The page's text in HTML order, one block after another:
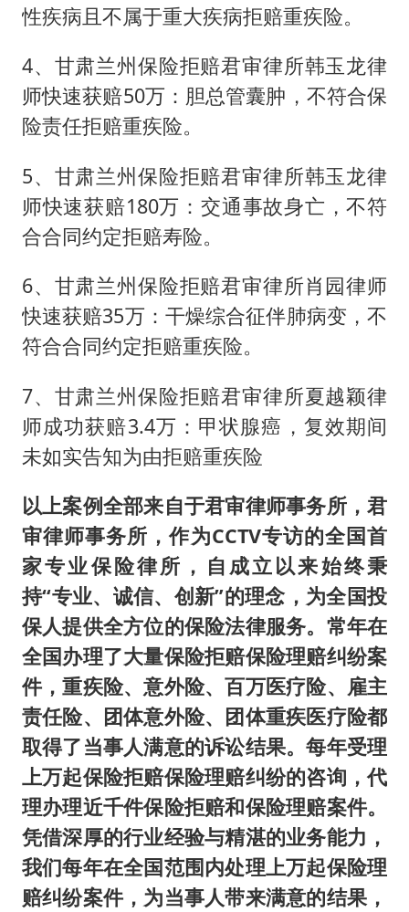
性疾病且不属于重大疾病拒赔重疾险。
4、甘肃兰州保险拒赔君审律所韩玉龙律
师快速获赔50万：胆总管囊肿，不符合保
险责任拒赔重疾险。
5、甘肃兰州保险拒赔君审律所韩玉龙律
师快速获赔180万：交通事故身亡，不符
合合同约定拒赔寿险。
6、甘肃兰州保险拒赔君审律所肖园律师
快速获赔35万：干燥综合征伴肺病变，不
符合合同约定拒赔重疾险。
7、甘肃兰州保险拒赔君审律所夏越颖律
师成功获赔3.4万：甲状腺癌，复效期间
未如实告知为由拒赔重疾险
以上案例全部来自于君审律师事务所，君
审律师事务所，作为CCTV专访的全国首
家专业保险律所，自成立以来始终秉
持“专业、诚信、创新”的理念，为全国投
保人提供全方位的保险法律服务。常年在
全国办理了大量保险拒赔保险理赔纠纷案
件，重疾险、意外险、百万医疗险、雇主
责任险、团体意外险、团体重疾医疗险都
取得了当事人满意的诉讼结果。每年受理
上万起保险拒赔保险理赔纠纷的咨询，代
理办理近千件保险拒赔和保险理赔案件。
凭借深厚的行业经验与精湛的业务能力，
我们每年在全国范围内处理上万起保险理
赔纠纷案件，为当事人带来满意的结果，